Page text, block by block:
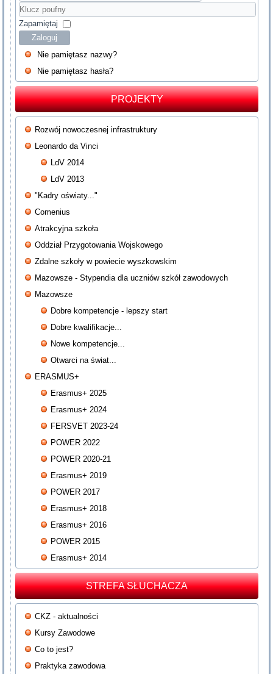
Hasło
Klucz
poufny
Zapamiętaj
Zaloguj
Nie pamiętasz nazwy?
Nie pamiętasz hasła?
PROJEKTY
Rozwój nowoczesnej infrastruktury
Leonardo da Vinci
LdV 2014
LdV 2013
"Kadry oświaty..."
Comenius
Atrakcyjna szkoła
Oddział Przygotowania Wojskowego
Zdalne szkoły w powiecie wyszkowskim
Mazowsze - Stypendia dla uczniów szkół zawodowych
Mazowsze
Dobre kompetencje - lepszy start
Dobre kwalifikacje...
Nowe kompetencje...
Otwarci na świat...
ERASMUS+
Erasmus+ 2025
Erasmus+ 2024
FERSVET 2023-24
POWER 2022
POWER 2020-21
Erasmus+ 2019
POWER 2017
Erasmus+ 2018
Erasmus+ 2016
POWER 2015
Erasmus+ 2014
STREFA SŁUCHACZA
CKZ - aktualności
Kursy Zawodowe
Co to jest?
Praktyka zawodowa